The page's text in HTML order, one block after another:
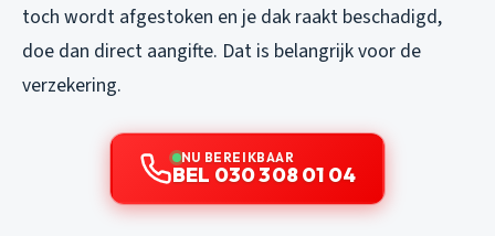
toch wordt afgestoken en je dak raakt beschadigd,
doe dan direct aangifte. Dat is belangrijk voor de
verzekering.
NU BEREIKBAAR
BEL 030 308 01 04